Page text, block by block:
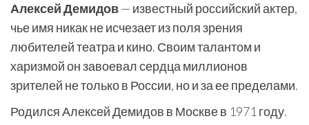
Алексей Демидов— известный российский актер,
чье имя никак не исчезает из поля зрения
любителей театра и кино. Своим талантом и
харизмой он завоевал сердца миллионов
зрителей не только в России, но и за ее пределами.
Родился Алексей Демидов в Москве в 1971 году.